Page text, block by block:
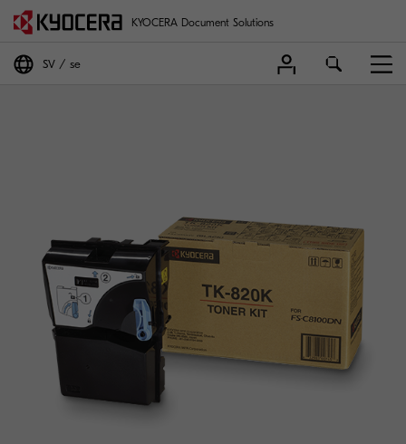
KYOCERA Document Solutions
SV se